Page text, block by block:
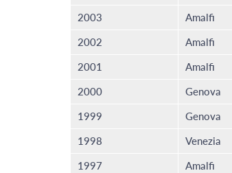
2003
Amalfi
2002
Amalfi
2001
Amalfi
2000
Genova
1999
Genova
1998
Venezia
1997
Amalfi